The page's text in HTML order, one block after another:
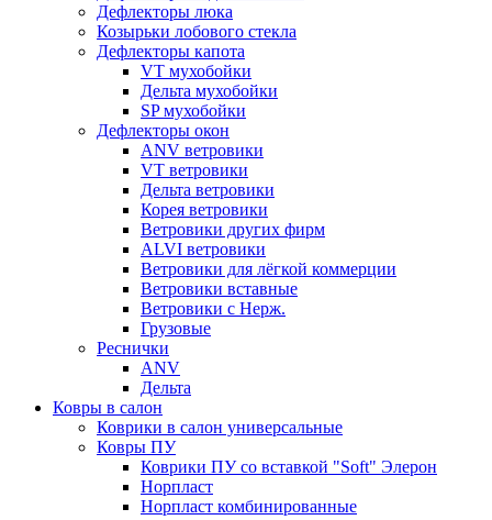
Дефлекторы люка
Козырьки лобового стекла
Дефлекторы капота
VT мухобойки
Дельта мухобойки
SP мухобойки
Дефлекторы окон
ANV ветровики
VT ветровики
Дельта ветровики
Корея ветровики
Ветровики других фирм
ALVI ветровики
Ветровики для лёгкой коммерции
Ветровики вставные
Ветровики с Нерж.
Грузовые
Реснички
ANV
Дельта
Ковры в салон
Коврики в салон универсальные
Ковры ПУ
Коврики ПУ со вставкой "Soft" Элерон
Норпласт
Норпласт комбинированные